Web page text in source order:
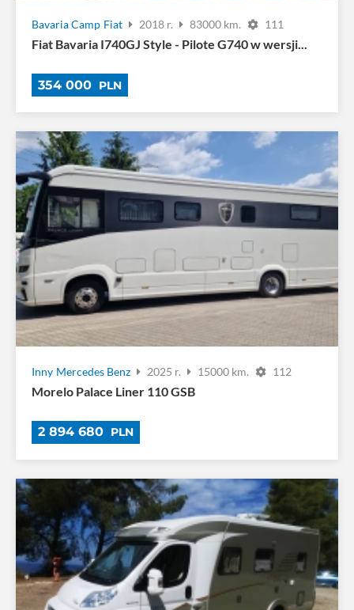
Bavaria Camp Fiat 2018 r. 83000 km. 111
Fiat Bavaria I740GJ Style - Pilote G740 w wersji...
354 000 PLN
Inny Mercedes Benz 2025 r. 15000 km. 112
Morelo Palace Liner 110 GSB
2 894 680 PLN